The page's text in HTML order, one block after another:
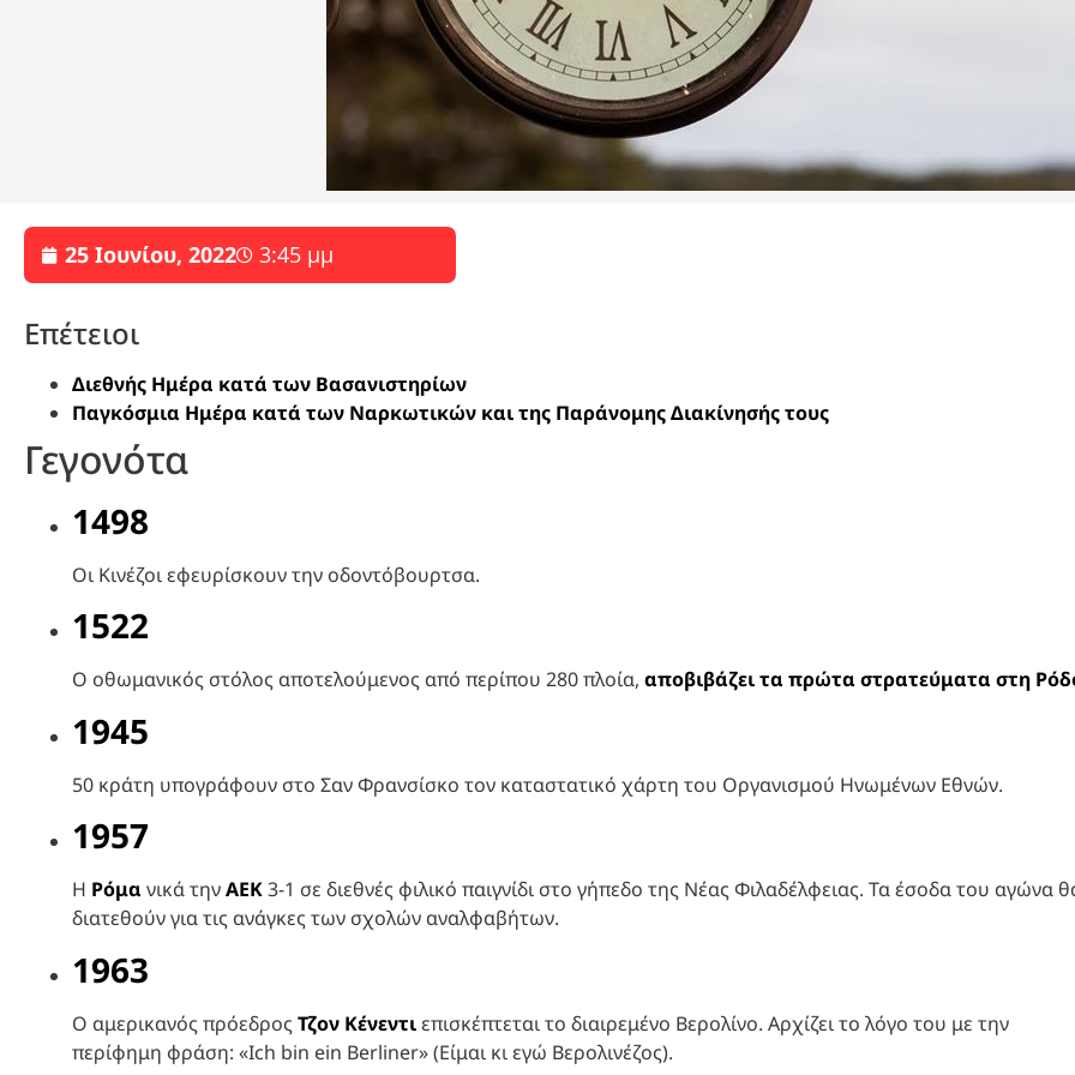
25 Ιουνίου, 2022 3:45 μμ
Επέτειοι
Διεθνής Ημέρα κατά των Βασανιστηρίων
Παγκόσμια Ημέρα κατά των Ναρκωτικών και της Παράνομης Διακίνησής τους
Γεγονότα
1498
Οι Κινέζοι εφευρίσκουν την οδοντόβουρτσα.
1522
Ο οθωμανικός στόλος αποτελούμενος από περίπου 280 πλοία, αποβιβάζει τα πρώτα στρατεύματα στη
1945
50 κράτη υπογράφουν στο Σαν Φρανσίσκο τον καταστατικό χάρτη του Οργανισμού Ηνωμένων Εθνών.
1957
Η Ρόμα νικά τηνΑΕΚ3-1 σε διεθνές φιλικό παιγνίδι στο γήπεδο της Νέας Φιλαδέλφειας. Τα έσοδα του αγώνα
διατεθούν για τις ανάγκες των σχολών αναλφαβήτων.
1963
Ο αμερικανός πρόεδρος Τζον Κένεντιεπισκέπτεται το διαιρεμένο Βερολίνο. Αρχίζει το λόγο του με την
περίφημη φράση: «Ich bin ein Berliner» (Είμαι κι εγώ Βερολινέζος).